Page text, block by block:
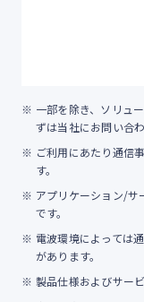
一部を除き、ソリュ
ずは当社にお問い合
ご利用にあたり通信
す。
アプリケーション/サ
です。
電波環境によっては
があります。
製品仕様およびサー